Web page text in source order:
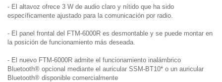
- El altavoz ofrece 3 W de audio claro y nítido que ha sido
específicamente ajustado para la comunicación por radio.
- El panel frontal del FTM-6000R es desmontable y se puede montar en
la posición de funcionamiento más deseada.
- El nuevo FTM-6000R admite el funcionamiento inalámbrico
Bluetooth® opcional mediante el auricular SSM-BT10* o un auricular
Bluetooth® disponible comercialmente